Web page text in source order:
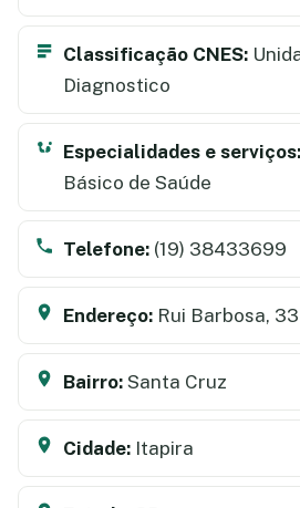
Classificação CNES:
Diagnostico
Especialidades e serviços:
Básico de Saúde
Telefone: (19) 38433699
Endereço: Rui Barbosa, 33
Bairro: Santa Cruz
Cidade: Itapira